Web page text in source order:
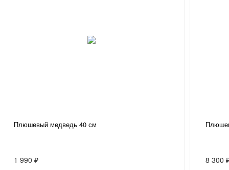
Плюшевый медведь 40 см
1 990 ₽ 8 300